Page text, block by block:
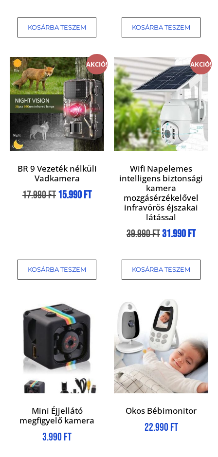
KOSÁRBA TESZEM KOSÁRBA TESZEM
AKCIÓ!
BR 9 Vezeték nélküli
Vadkamera
17.990Ft15.990Ft
KOSÁRBA TESZEM
AKCIÓ!
Wifi Napelemes
intelligens biztonsági
kamera
mozgásérzékelővel
infravörös éjszakai
látással
39.990Ft31.990Ft
KOSÁRBA TESZEM
Mini Éjjellátó
megfigyelő kamera
3.990 Ft
Okos Bébimonitor
22.990 Ft